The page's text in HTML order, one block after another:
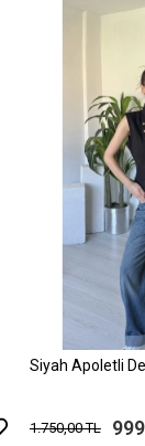
Siyah Apoletli
1.750,00 TL